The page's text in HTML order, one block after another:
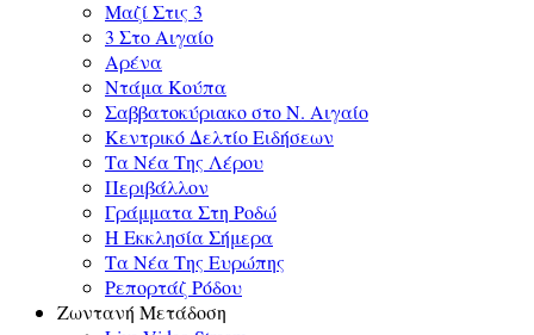
Μαζί Στις 3
3 Στο Αιγαίο
Αρένα
Ντάμα Κούπα
Σαββατοκύριακο στο Ν. Αιγαίο
Κεντρικό Δελτίο Ειδήσεων
Τα Νέα Της Λέρου
Περιβάλλον
Γράμματα Στη Ροδώ
Η Εκκλησία Σήμερα
Τα Νέα Της Ευρώπης
Ρεπορτάζ Ρόδου
Ζωντανή Μετάδοση